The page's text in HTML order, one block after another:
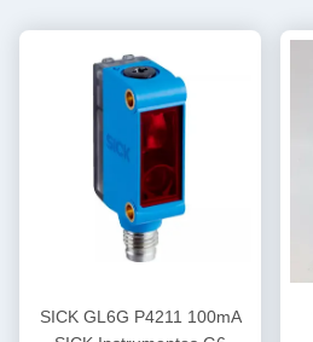
SICK GL6G P4211 100mA